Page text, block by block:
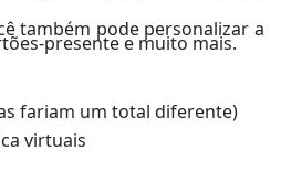
também pode personalizar a
presente e muito mais.
fariam um total diferente)
virtuais